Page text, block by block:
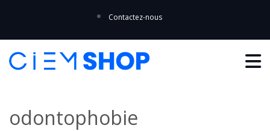
Contactez-nous
odontophobie